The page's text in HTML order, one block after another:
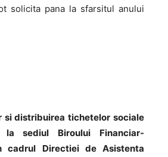
solicita pana la sfarsitul anului
si distribuirea tichetelor sociale
sediul Biroului Financiar-
cadrul Directiei de Asistenta